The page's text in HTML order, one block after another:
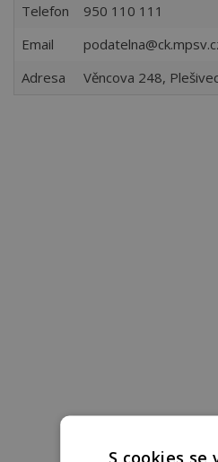
Telefon
950 110 111
Email
Adresa
Věncova 248,
S cookies se